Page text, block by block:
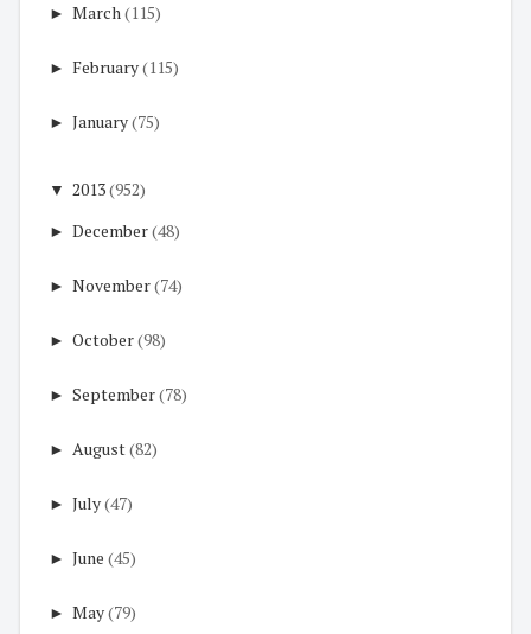
► March(115)
► February(115)
► January(75)
▼ 2013(952)
► December(48)
► November(74)
► October(98)
► September(78)
► August(82)
► July(47)
► June (45)
► May(79)